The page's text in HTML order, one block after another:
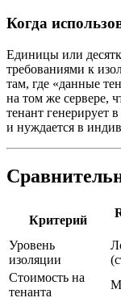
Когда
Единицы или
требованиями к
там, где «данные
на том же сервере,
тенант генерирует
и нуждается в
Критерий
Уровень
изоляции
Стоимость на
тенанта